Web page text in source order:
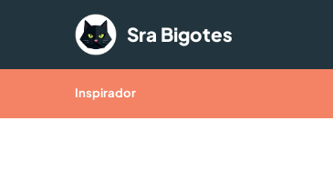
Saltar al contenido
Sra Bigotes
Inspirador